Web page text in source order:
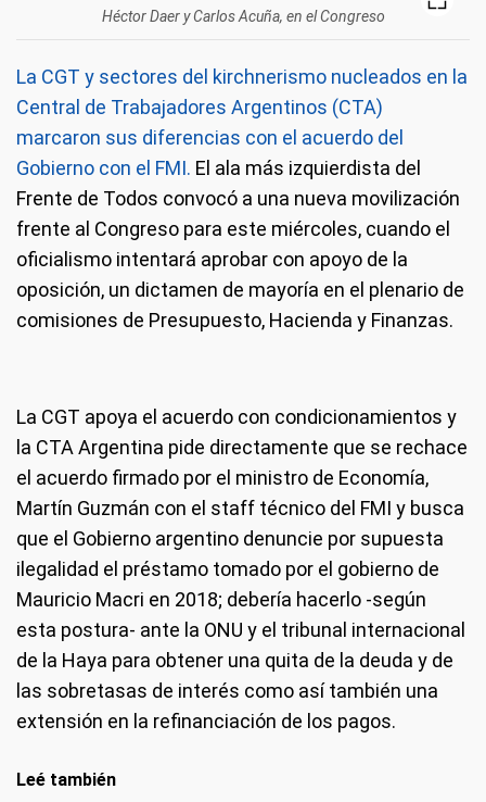
Héctor Daer y Carlos Acuña, en el Congreso
La CGT y sectores del kirchnerismo nucleados en la
Central de Trabajadores Argentinos (CTA)
marcaron sus diferencias con el acuerdo del
Gobierno con el FMI. El ala más izquierdista del
Frente de Todos convocó a una nueva movilización
frente al Congreso para este miércoles, cuando el
oficialismo intentará aprobar con apoyo de la
oposición, un dictamen de mayoría en el plenario de
comisiones de Presupuesto, Hacienda y Finanzas.
La CGT apoya el acuerdo con condicionamientos y
la CTA Argentina pide directamente que se rechace
el acuerdo firmado por el ministro de Economía,
Martín Guzmán con el staff técnico del FMI y busca
que el Gobierno argentino denuncie por supuesta
ilegalidad el préstamo tomado por el gobierno de
Mauricio Macri en 2018; debería hacerlo -según
esta postura- ante la ONU y el tribunal internacional
de la Haya para obtener una quita de la deuda y de
las sobretasas de interés como así también una
extensión en la refinanciación de los pagos.
Leé también